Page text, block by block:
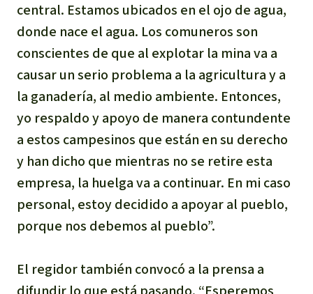
central. Estamos ubicados en el ojo de agua,
donde nace el agua. Los comuneros son
conscientes de que al explotar la mina va a
causar un serio problema a la agricultura y a
la ganadería, al medio ambiente. Entonces,
yo respaldo y apoyo de manera contundente
a estos campesinos que están en su derecho
y han dicho que mientras no se retire esta
empresa, la huelga va a continuar. En mi caso
personal, estoy decidido a apoyar al pueblo,
porque nos debemos al pueblo”.
El regidor también convocó a la prensa a